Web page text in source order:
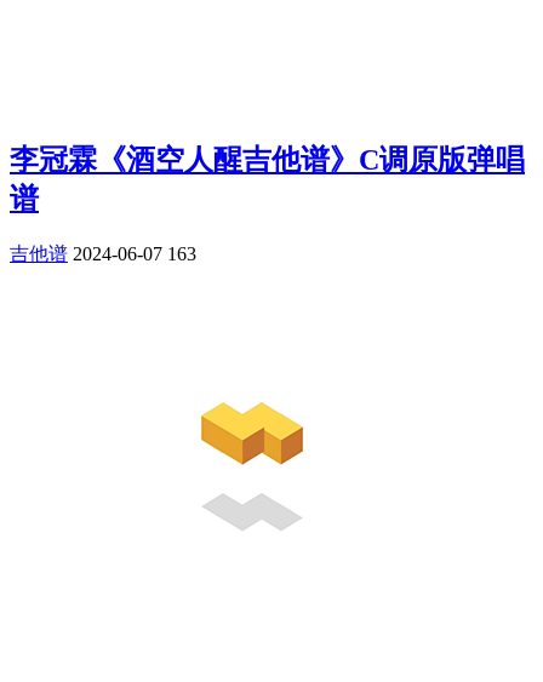
李冠霖《酒空人醒吉他谱》C调原版弹唱
谱
吉他谱 2024-06-07 163